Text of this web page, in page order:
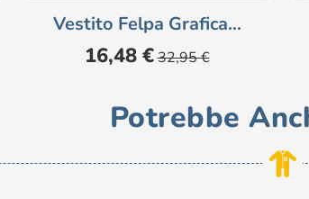
Vestito Felpa Grafica...
Prezzo
16,48 € Prezzo
base
32,95 €
Potrebbe